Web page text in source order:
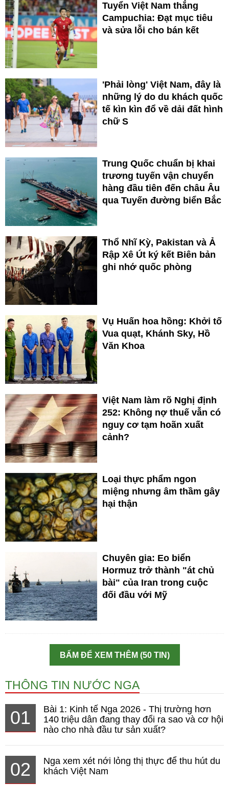
Tuyển Việt Nam thắng
Campuchia: Đạt mục tiêu
và sửa lỗi cho bán kết
'Phải lòng' Việt Nam, đây là
những lý do du khách quốc
tế kìn kìn đổ về dải đất hình
chữ S
Trung Quốc chuẩn bị khai
trương tuyến vận chuyển
hàng đầu tiên đến châu Âu
qua Tuyến đường biển Bắc
Thổ Nhĩ Kỳ, Pakistan và Ả
Rập Xê Út ký kết Biên bản
ghi nhớ quốc phòng
Vụ Huấn hoa hồng: Khởi tố
Vua quạt, Khánh Sky, Hồ
Văn Khoa
Việt Nam làm rõ Nghị định
252: Không nợ thuế vẫn có
nguy cơ tạm hoãn xuất
cảnh?
Loại thực phẩm ngon
miệng nhưng âm thầm gây
hại thận
Chuyên gia: Eo biển
Hormuz trở thành "át chủ
bài" của Iran trong cuộc
đối đầu với Mỹ
BẤM ĐỂ XEM THÊM (50 TIN)
THÔNG TIN NƯỚC NGA
01
Bài 1: Kinh tế Nga 2026 - Thị trường hơn
140 triệu dân đang thay đổi ra sao và cơ hội
nào cho nhà đầu tư sản xuất?
02
Nga xem xét nới lỏng thị thực để thu hút du
khách Việt Nam